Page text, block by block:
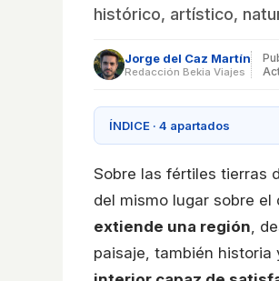
histórico, artístico,
Jorge del Caz Martín
Redacción Bekia Viajes
ÍNDICE · 4 apartados
Sobre las fértiles tierras
del mismo lugar sobre el
extiende una región ,
paisaje, también historia